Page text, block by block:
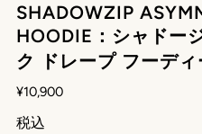
SHADOWZIP
HOODIE：シャドー
ク ドレープ フーディ
¥10,900
税込